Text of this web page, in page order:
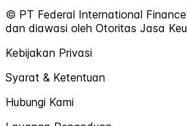
© PT Federal International Finance
dan diawasi oleh Otoritas Jasa
Kebijakan Privasi
Syarat & Ketentuan
Hubungi Kami